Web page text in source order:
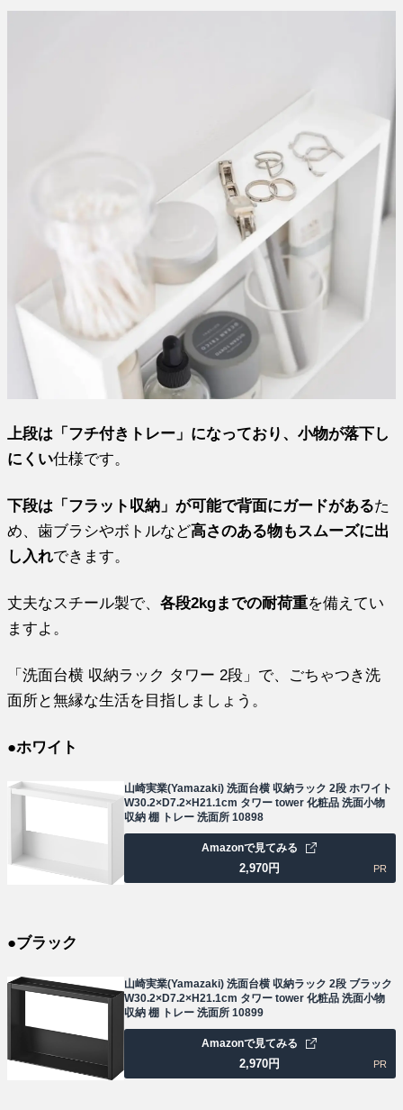
上段は「フチ付きトレー」になっており、小物が落下し
にくい仕様です。
下段は「フラット収納」が可能で背面にガードがあるた
め、歯ブラシやボトルなど高さのある物もスムーズに出
し入れできます。
丈夫なスチール製で、各段2kgまでの耐荷重を備えてい
ますよ。
「洗面台横 収納ラック タワー 2段」で、ごちゃつき洗
面所と無縁な生活を目指しましょう。
●ホワイト
山崎実業(Yamazaki) 洗面台横 収納ラック 2段 ホワイト
W30.2×D7.2×H21.1cm タワー tower 化粧品 洗面小物
収納 棚 トレー 洗面所 10898
2,970円
Amazonで見てみる
PR
●ブラック
山崎実業(Yamazaki) 洗面台横 収納ラック 2段 ブラック
W30.2×D7.2×H21.1cm タワー tower 化粧品 洗面小物
収納 棚 トレー 洗面所 10899
2,970円
Amazonで見てみる
PR